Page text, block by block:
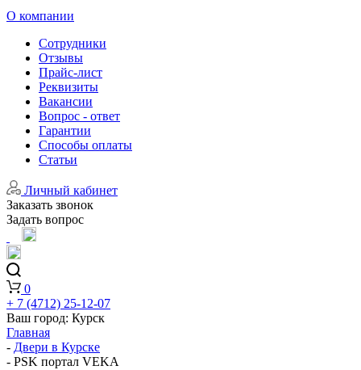
О компании
Сотрудники
Отзывы
Прайс-лист
Реквизиты
Вакансии
Вопрос - ответ
Гарантии
Способы оплаты
Статьи
Личный кабинет
Заказать звонок
Задать вопрос
0
+ 7 (4712) 25-12-07
Ваш город: Курск
Главная
- Двери в Курске
- PSK портал VEKA